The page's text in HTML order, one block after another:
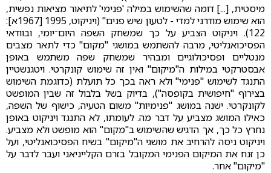
מיסטית, [...] דומה שהשימוש במילה 'פנימי' לתיאור מציאות נפשית,
הוא שימוש מודרני למדי - לטעון שיש פנים" (ויניקוט, 1995 [1967א]:
122). ויניקוט הצביע על כך שמשחק השפה היום־יומי, ובוודאי
הפסיכואנליטי, מרבה להשתמש במושגי "מקום" כדי לתאר מצבים
מנטליים ופסיכולוגיים ומבהיר שמשחק שפה משתמש באופן
אבסטרקטי במילות ה"מיקום" ואין זה שימוש קונקרטי. ויטגנשטיין
התנגד לשימוש "פנימי" ולא ראה בכך כל תועלת (כדוגמת השימוש
בצירוף "חיפושית בקופסה"), בדיוק בשל בלבול זה שבין המופשט
לקונקרטי. ישנה במושג "פנימיות" משום הטעיה, כישוף של השפה,
כאילו המושג מצביע על דבר מה. לעומתו, לא התנגד ויניקוט באופן
נחרץ כל כך, אך הדגיש שהשימוש ב"מקום" הוא מופשט ולא מצביע.
ויניקוט ניסה להרחיב את מושגי ה"מיקום" בשיח הפסיכואנליטי, ועל
כן זנח את המיקום הפנימי המקובל בזרם הקלייניאני ועבר לדבר על
"מיקום" אחר.